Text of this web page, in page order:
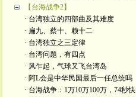
【台海战争2】
· 台湾独立的四部曲及其难度
· 扁九、蔡十、赖十二
· 台湾独立之三定律
· 台湾问题，有四点
· 风乍起，气球又飞台湾岛
· 阿L会是中华民国最后一任总统吗
· 台海战争：1万10万100万，74秒快